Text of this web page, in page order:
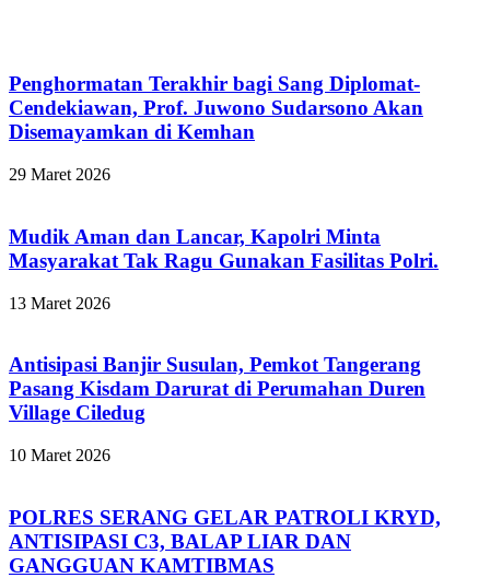
Penghormatan Terakhir bagi Sang Diplomat-
Cendekiawan, Prof. Juwono Sudarsono Akan
Disemayamkan di Kemhan
29 Maret 2026
Mudik Aman dan Lancar, Kapolri Minta
Masyarakat Tak Ragu Gunakan Fasilitas Polri.
13 Maret 2026
Antisipasi Banjir Susulan, Pemkot Tangerang
Pasang Kisdam Darurat di Perumahan Duren
Village Ciledug
10 Maret 2026
POLRES SERANG GELAR PATROLI KRYD,
ANTISIPASI C3, BALAP LIAR DAN
GANGGUAN KAMTIBMAS